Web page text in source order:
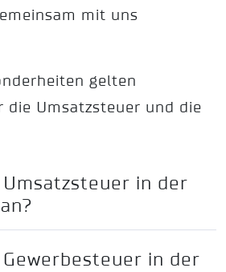
mit uns
gelten
die Umsatzsteuer und die
in der
in der